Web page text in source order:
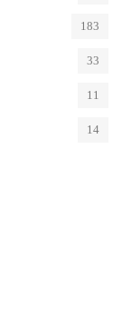
183
33
11
14